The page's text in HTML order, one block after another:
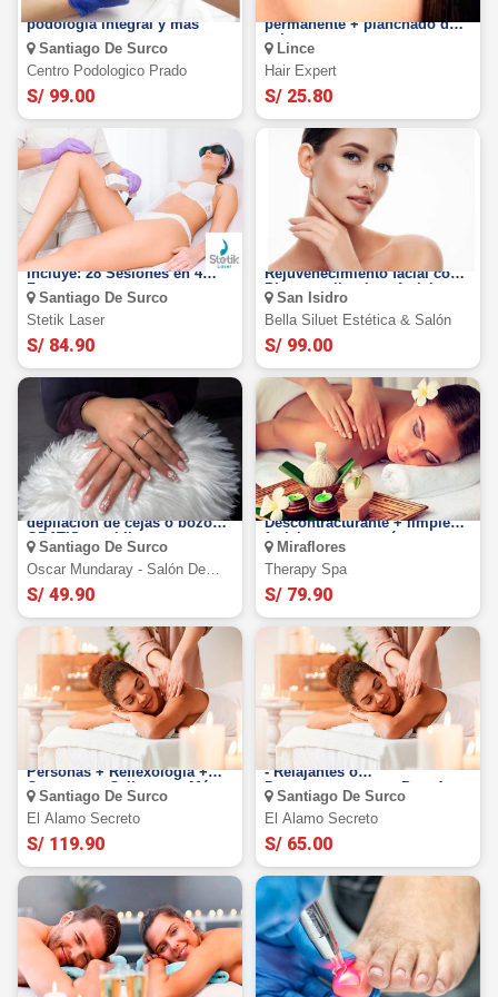
5 o 6 sesiones de láser +
podología integral y más
Santiago De Surco
Centro Podologico Prado
S/ 99.00
¡Mirada impactante! Rizado
permanente + planchado de
cejas
Lince
Hair Expert
S/ 25.80
Depilación Láser IPL,
Incluye: 28 Sesiones en 4
Zonas
Santiago De Surco
Stetik Laser
S/ 84.90
Tratamiento de
Rejuvenecimiento facial con
Plasma + limpieza facial
profunda + exfoliante y más
San Isidro
Bella Siluet Estética & Salón
S/ 99.00
Manicura + Pedicura ¡Incluye
depilación de cejas o bozo
GRATIS con hilo
Santiago De Surco
Oscar Mundaray - Salón De
Belleza
S/ 49.90
Masaje Relajante +
Descontracturante + limpieza
facial express y más en
THERAPY SPA ¡Miraflores!
Miraflores
Therapy Spa
S/ 79.90
Sesión de Masajes Para 2
Personas + Reflexología +
Compresas Calientes y Más
en El Álamo Secreto
Santiago De Surco
El Alamo Secreto
S/ 119.90
Sesión de Masajes a Elección
- Relajantes o
Descontracturantes Para 1
Persona en El Álamo Secreto
Santiago De Surco
El Alamo Secreto
S/ 65.00